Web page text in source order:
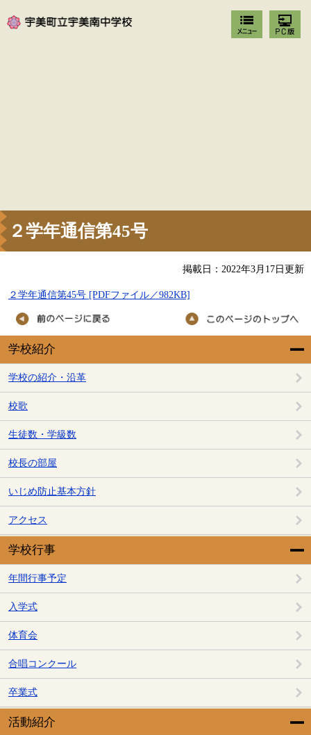
学校紹介
学校の紹介・沿革
校歌
生徒数・学級数
校長の部屋
いじめ防止基本方針
アクセス
学校行事
年間行事予定
入学式
体育会
合唱コンクール
卒業式
活動紹介
２学年通信第45号
掲載日：2022年3月17日更新
２学年通信第45号 [PDFファイル／982KB]